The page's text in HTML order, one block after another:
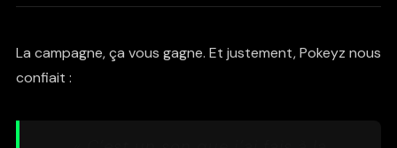
La campagne, ça vous gagne. Et justement, Pokeyz nous
confiait :